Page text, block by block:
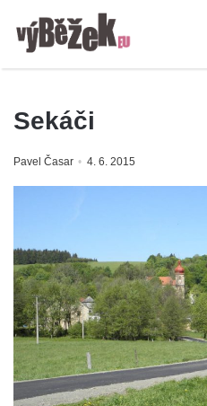
Sekáči
Pavel Časar 4. 6. 2015